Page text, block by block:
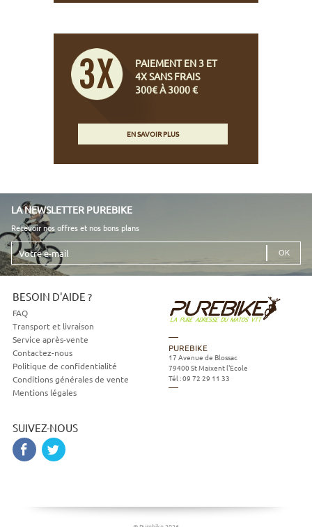
PAIEMENT EN 3 ET
4X SANS FRAIS
300€ À 3000 €
EN SAVOIR PLUS
LA NEWSLETTER PUREBIKE
Recevoir nos offres et nos bons plans
Votre
e-
mail
BESOIN D'AIDE ?
FAQ
Transport et livraison
Service après-vente
Contactez-nous
Politique de confidentialité
Conditions générales de vente
Mentions légales
SUIVEZ-NOUS
PUREBIKE
17 Avenue de Blossac
79400 St Maixent l'Ecole
Tél :09 72 29 11 33